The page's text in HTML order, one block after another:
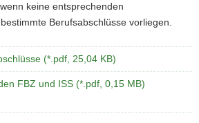
keine entsprechenden
Berufsabschlüsse vorliegen.
(*.pdf, 25,04 KB)
FBZ und ISS (*.pdf, 0,15 MB)